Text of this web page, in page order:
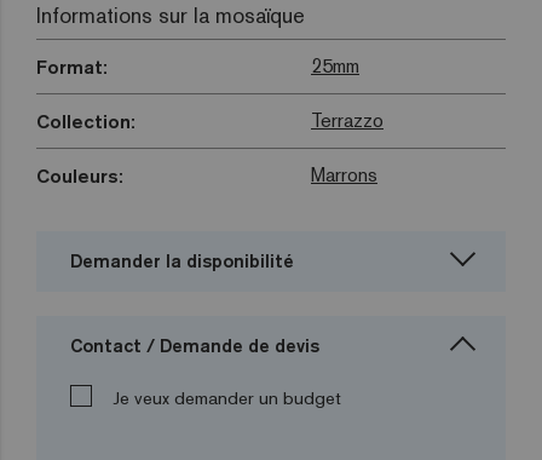
Informations sur la mosaïque
Format: 25mm
Collection: Terrazzo
Couleurs: Marrons
Demander la disponibilité
Contact / Demande de devis
Je veux demander un budget